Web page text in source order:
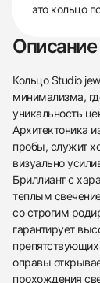
438
285
145
142
205
204
195
150
6
это кольцо
Описание
Кольцо Studio
минимализма,
уникальность
Архитектоника
пробы, служит
визуально
Бриллиант с
теплым
со строгим
гарантирует
оправы
прохождения